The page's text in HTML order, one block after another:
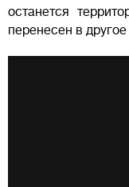
останется
перенесен в